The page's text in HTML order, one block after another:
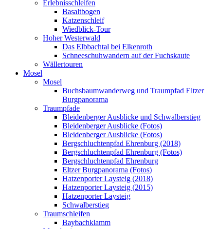
Erlebnisschleifen
Basaltbogen
Katzenschleif
Wiedblick-Tour
Hoher Westerwald
Das Elbbachtal bei Elkenroth
Schneeschuhwandern auf der Fuchskaute
Wällertouren
Mosel
Mosel
Buchsbaumwanderweg und Traumpfad Eltzer
Burgpanorama
Traumpfade
Bleidenberger Ausblicke und Schwalberstieg
Bleidenberger Ausblicke (Fotos)
Bleidenberger Ausblicke (Fotos)
Bergschluchtenpfad Ehrenburg (2018)
Bergschluchtenpfad Ehrenburg (Fotos)
Bergschluchtenpfad Ehrenburg
Eltzer Burgpanorama (Fotos)
Hatzenporter Laysteig (2018)
Hatzenporter Laysteig (2015)
Hatzenporter Laysteig
Schwalberstieg
Traumschleifen
Baybachklamm